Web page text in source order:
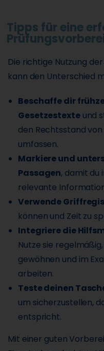
Tipps für eine
Die richtige Nutzung
kann den Unterschied
Beschaffe dir
Gesetzestexteund
den Rechtsstand
umfassen.
Markiere und
Passagen, damit du
relevante
Verwende
können und Zeit zu
Integriere die
Nutze sie
gewöhnen und im
arbeiten.
Teste deinen
um sicherzustellen,
entspricht.
Mit einer guten